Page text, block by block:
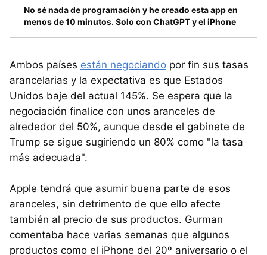
No sé nada de programación y he creado esta app en
menos de 10 minutos. Solo con ChatGPT y el iPhone
Ambos países están negociando por fin sus tasas
arancelarias y la expectativa es que Estados
Unidos baje del actual 145%. Se espera que la
negociación finalice con unos aranceles de
alrededor del 50%, aunque desde el gabinete de
Trump se sigue sugiriendo un 80% como "la tasa
más adecuada".
Apple tendrá que asumir buena parte de esos
aranceles, sin detrimento de que ello afecte
también al precio de sus productos. Gurman
comentaba hace varias semanas que algunos
productos como el iPhone del 20º aniversario o el